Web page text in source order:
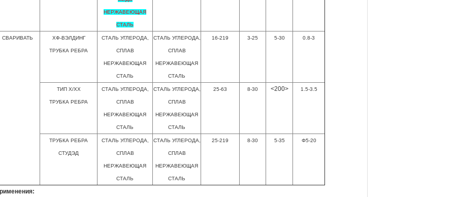
НЕРЖАВЕЮЩАЯ
СТАЛЬ
СВАРИВАТЬ ХФ-ВЭЛДИНГ
ТРУБКА РЕБРА
СТАЛЬ УГЛЕРОДА,
СПЛАВ
НЕРЖАВЕЮЩАЯ
СТАЛЬ
СТАЛЬ УГЛЕРОДА,
СПЛАВ
НЕРЖАВЕЮЩАЯ
СТАЛЬ
16-219 3-25 5-30 0.8-3
ТИП Х/ХХ
ТРУБКА РЕБРА
СТАЛЬ УГЛЕРОДА,
СПЛАВ
НЕРЖАВЕЮЩАЯ
СТАЛЬ
СТАЛЬ УГЛЕРОДА,
СПЛАВ
НЕРЖАВЕЮЩАЯ
СТАЛЬ
25-63 8-30 <200> 1.5-3.5
ТРУБКА РЕБРА
СТУДЭД
СТАЛЬ УГЛЕРОДА,
СПЛАВ
НЕРЖАВЕЮЩАЯ
СТАЛЬ
СТАЛЬ УГЛЕРОДА,
СПЛАВ
НЕРЖАВЕЮЩАЯ
СТАЛЬ
25-219 8-30 5-35 Φ5-20